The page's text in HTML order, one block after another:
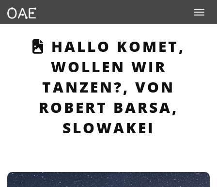
Toggle
THIS PAGE
HALLO KOMET,
WOLLEN WIR
TANZEN?, VON
ROBERT BARSA,
SLOWAKEI